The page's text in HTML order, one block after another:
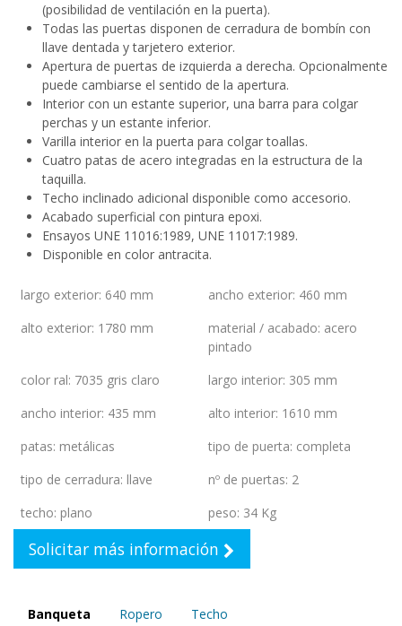
(posibilidad de ventilación en la puerta).
Todas las puertas disponen de cerradura de bombín con
llave dentada y tarjetero exterior.
Apertura de puertas de izquierda a derecha. Opcionalmente
puede cambiarse el sentido de la apertura.
Interior con un estante superior, una barra para colgar
perchas y un estante inferior.
Varilla interior en la puerta para colgar toallas.
Cuatro patas de acero integradas en la estructura de la
taquilla.
Techo inclinado adicional disponible como accesorio.
Acabado superficial con pintura epoxi.
Ensayos UNE 11016:1989, UNE 11017:1989.
Disponible en color antracita.
largo exterior: 640 mm ancho exterior: 460 mm
alto exterior: 1780 mm material / acabado: acero
pintado
color ral: 7035 gris claro largo interior: 305 mm
ancho interior: 435 mm alto interior: 1610 mm
patas: metálicas tipo de puerta: completa
tipo de cerradura: llave nº de puertas: 2
techo: plano peso: 34 Kg
Solicitar más información
Banqueta Ropero Techo